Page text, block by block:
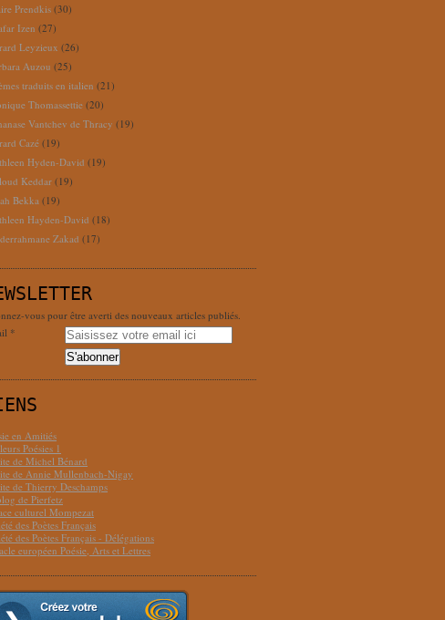
Prendkis (30)
Izen (27)
Leyzieux (26)
Auzou (25)
traduits en italien (21)
Thomassettie(20)
Vantchev de Thracy (19)
Cazé(19)
Hyden-David (19)
Keddar (19)
Bekka (19)
Hayden-David (18)
Zakad (17)
vous pour être averti des nouveaux articles publiés.
en Amitiés
Poésies 1
de Michel Bénard
de Annie Mullenbach-Nigay
de Thierry Deschamps
de Pierfetz
culturel Mompezat
des Poètes Français
des Poètes Français - Délégations
européen Poésie, Arts et Lettres